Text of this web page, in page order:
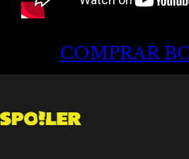
COMPRAR